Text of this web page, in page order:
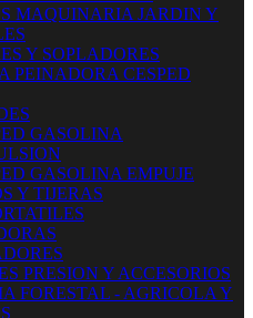
MAQUINARIA JARDIN Y
Y SOPLADORES
PEINADORA CESPED
GASOLINA
GASOLINA EMPUJE
Y TIJERAS
PRESION Y ACCESORIOS
FORESTAL - AGRICOLA Y